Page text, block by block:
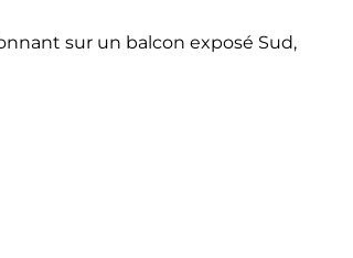
sur un balcon exposé Sud,